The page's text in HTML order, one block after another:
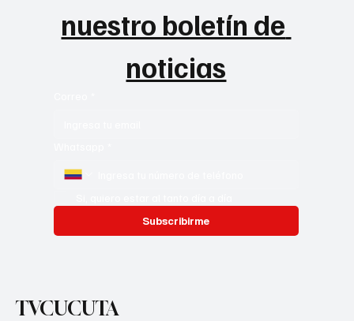
nuestro boletín de
noticias
Subscribirme
TVCUCUTA